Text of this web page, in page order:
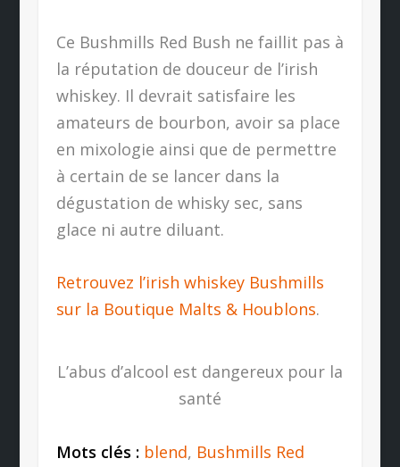
Ce Bushmills Red Bush ne faillit pas à
la réputation de douceur de l’irish
whiskey. Il devrait satisfaire les
amateurs de bourbon, avoir sa place
en mixologie ainsi que de permettre
à certain de se lancer dans la
dégustation de whisky sec, sans
glace ni autre diluant.
Retrouvez l’irish whiskey Bushmills
sur la Boutique Malts & Houblons.
L’abus d’alcool est dangereux pour la
santé
Mots clés : blend, Bushmills Red